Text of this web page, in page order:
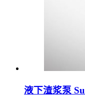
液下渣浆泵